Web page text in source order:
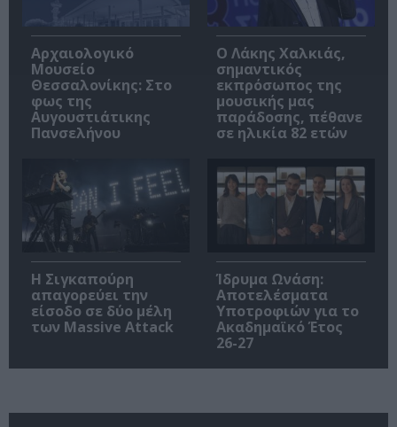
Αρχαιολογικό
Μουσείο
Θεσσαλονίκης: Στο
φως της
Αυγουστιάτικης
Πανσελήνου
Ο Λάκης Χαλκιάς,
σημαντικός
εκπρόσωπος της
μουσικής μας
παράδοσης, πέθανε
σε ηλικία 82 ετών
Η Σιγκαπούρη
απαγορεύει την
είσοδο σε δύο μέλη
των Massive Attack
Ίδρυμα Ωνάση:
Αποτελέσματα
Υποτροφιών για το
Ακαδημαϊκό Έτος
26-27